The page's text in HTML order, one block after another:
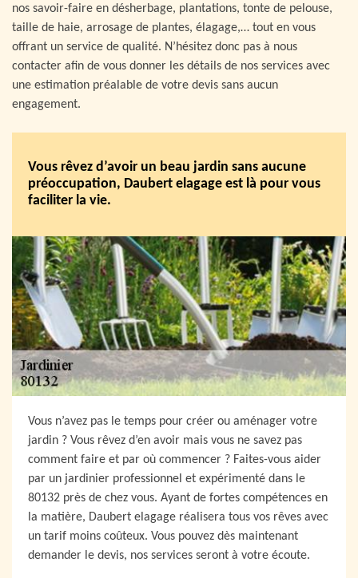
nos savoir-faire en désherbage, plantations, tonte de pelouse,
taille de haie, arrosage de plantes, élagage,… tout en vous
offrant un service de qualité. N’hésitez donc pas à nous
contacter afin de vous donner les détails de nos services avec
une estimation préalable de votre devis sans aucun
engagement.
Vous rêvez d’avoir un beau jardin sans aucune
préoccupation, Daubert elagage est là pour vous
faciliter la vie.
Vous n’avez pas le temps pour créer ou aménager votre
jardin ? Vous rêvez d’en avoir mais vous ne savez pas
comment faire et par où commencer ? Faites-vous aider
par un jardinier professionnel et expérimenté dans le
80132 près de chez vous. Ayant de fortes compétences en
la matière, Daubert elagage réalisera tous vos rêves avec
un tarif moins coûteux. Vous pouvez dès maintenant
demander le devis, nos services seront à votre écoute.